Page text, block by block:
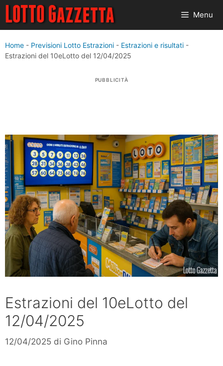
Vai
contenuto
Menu
Home - Previsioni Lotto Estrazioni - Estrazioni e risultati -
Estrazioni del 10eLotto del 12/04/2025
PUBBLICITÀ
Estrazioni del 10eLotto del
12/04/2025
12/04/2025 di Gino Pinna